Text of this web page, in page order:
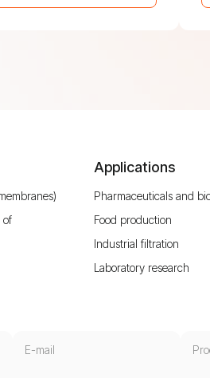
of
Applications
Pharmaceuticals and
Food production
Industrial filtration
Laboratory research
E-mail